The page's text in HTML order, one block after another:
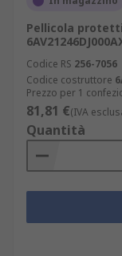
Pellicola
Codice RS 256-7056
Codice costruttore
Prezzo per 1
81,81 €(IVA
Quantità